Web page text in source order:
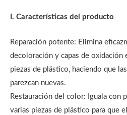
I. Características del producto
Reparación potente: Elimina
decoloración y capas de oxidación
piezas de plástico, haciendo que
parezcan nuevas.
Restauración del color: Iguala con
varias piezas de plástico para que